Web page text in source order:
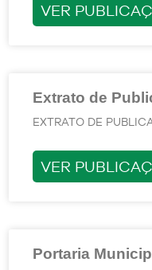
VER
Extrato de
EXTRATO DE
VER
Portaria